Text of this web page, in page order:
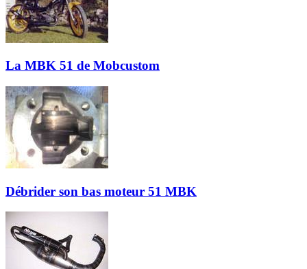
La MBK 51 de Mobcustom
Débrider son bas moteur 51 MBK